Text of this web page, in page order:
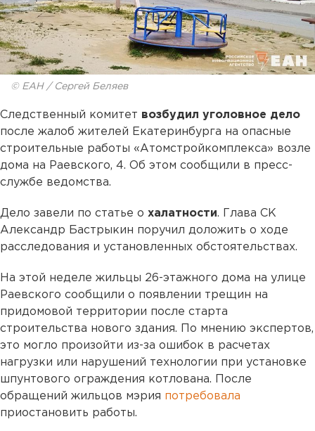
© ЕАН / Сергей Беляев
Следственный комитет возбудил уголовное дело
после жалоб жителей Екатеринбурга на опасные
строительные работы «Атомстройкомплекса» возле
дома на Раевского, 4. Об этом сообщили в пресс-
службе ведомства.
Дело завели по статье о халатности. Глава СК
Александр Бастрыкин поручил доложить о ходе
расследования и установленных обстоятельствах.
На этой неделе жильцы 26-этажного дома на улице
Раевского сообщили о появлении трещин на
придомовой территории после старта
строительства нового здания. По мнению экспертов,
это могло произойти из-за ошибок в расчетах
нагрузки или нарушений технологии при установке
шпунтового ограждения котлована. После
обращений жильцов мэрия потребовала
приостановить работы.